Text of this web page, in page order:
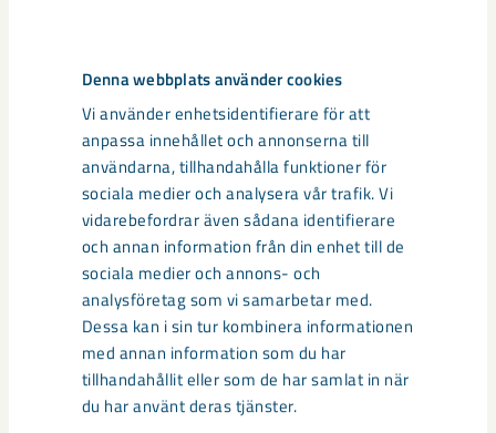
Denna webbplats använder cookies
Vi använder enhetsidentifierare för att
anpassa innehållet och annonserna till
användarna, tillhandahålla funktioner för
sociala medier och analysera vår trafik. Vi
vidarebefordrar även sådana identifierare
och annan information från din enhet till de
sociala medier och annons- och
analysföretag som vi samarbetar med.
Dessa kan i sin tur kombinera informationen
med annan information som du har
tillhandahållit eller som de har samlat in när
du har använt deras tjänster.
Relaterat innehåll